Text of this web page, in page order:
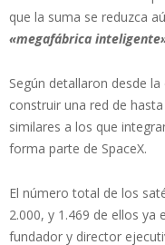
que la suma se reduzca
«megafábrica
Según detallaron desde
construir una red de
similares a los que
forma parte de SpaceX.
El número total de los
2.000, y 1.469 de ellos ya
fundador y director